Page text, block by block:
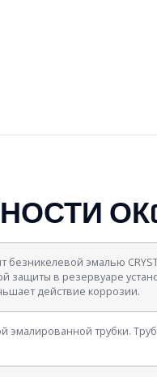
эмалью
в резервуаре
действие коррозии.
трубки.